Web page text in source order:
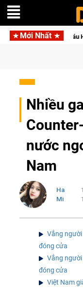
Mới Nhất
Kho Báu Hoàng Gia
Nhiều
nước
Nam
Ha
Mi
Vắng người
đóng cửa
Vắng người
đóng cửa
Việt Nam